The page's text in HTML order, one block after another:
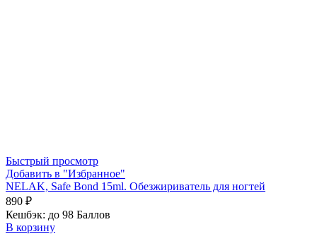
Быстрый просмотр
Добавить в "Избранное"
NELAK, Safe Bond 15ml. Обезжириватель для ногтей
890 ₽
Кешбэк: до 98 Баллов
В корзину